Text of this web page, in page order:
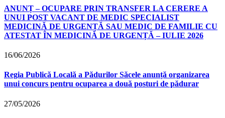
ANUNȚ – OCUPARE PRIN TRANSFER LA CERERE A
UNUI POST VACANT DE MEDIC SPECIALIST
MEDICINĂ DE URGENȚĂ SAU MEDIC DE FAMILIE CU
ATESTAT ÎN MEDICINĂ DE URGENȚĂ – IULIE 2026
16/06/2026
Regia Publică Locală a Pădurilor Săcele anunță organizarea
unui concurs pentru ocuparea a două posturi de pădurar
27/05/2026